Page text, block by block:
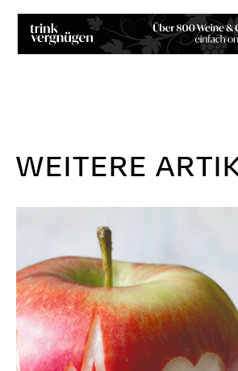
WEITERE